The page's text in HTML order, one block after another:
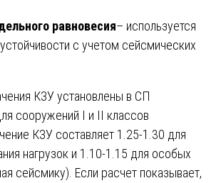
равновесия– используется
с учетом сейсмических
КЗУ установлены в СП
сооружений I и II классов
КЗУ составляет 1.25-1.30 для
нагрузок и 1.10-1.15 для особых
сейсмику). Если расчет показывает,